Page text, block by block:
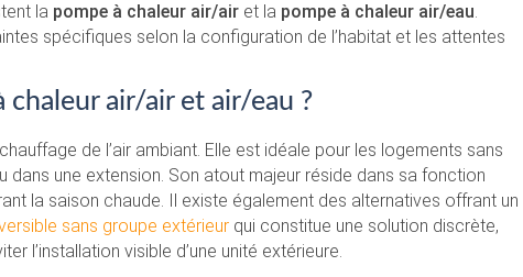
la pompe à chaleur air/air et la pompe à chaleur air/eau
spécifiques selon la configuration de l’habitat et les attentes
air/air et air/eau ?
de l’air ambiant. Elle est idéale pour les logements sans
une extension. Son atout majeur réside dans sa fonction
la saison chaude. Il existe également des alternatives offrant un
sans groupe extérieur qui constitue une solution discrète,
l’installation visible d’une unité extérieure.